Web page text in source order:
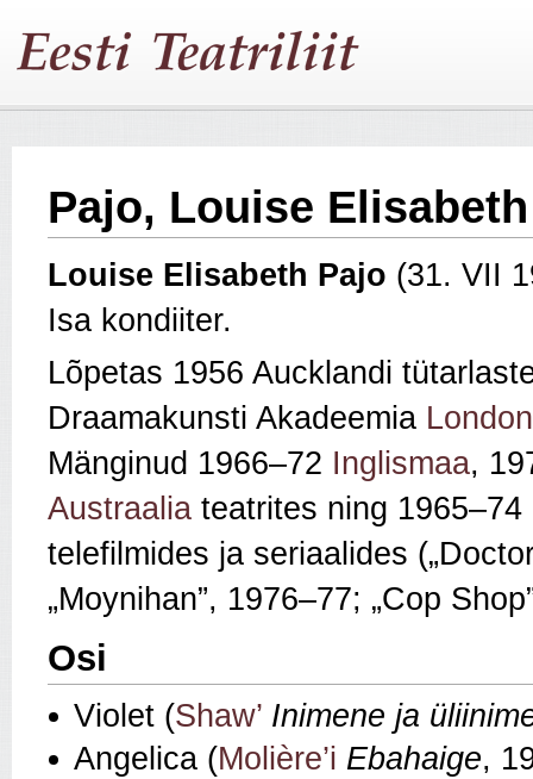
Pajo, Louise Elisabeth
Louise Elisabeth Pajo (31. VII
Isa kondiiter.
Lõpetas 1956 Aucklandi
Draamakunsti Akadeemia
Mänginud 1966–72 Inglismaa,
Austraalia teatrites ning
telefilmides ja seriaalides
„Moynihan”, 1976–77; „Cop
Osi
Violet (Shaw’ Inimene ja
Angelica (Molière’i Ebahaige,